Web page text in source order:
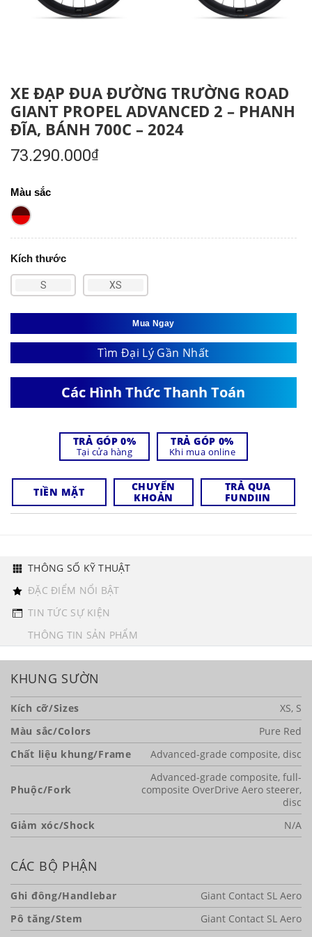
XE ĐẠP ĐUA ĐƯỜNG TRƯỜNG ROAD
GIANT PROPEL ADVANCED 2 – PHANH
ĐĨA, BÁNH 700C – 2024
73.290.000₫
Màu sắc
Kích thước
S XS
Mua Ngay
Tìm Đại Lý Gần Nhất
Các Hình Thức Thanh Toán
TRẢ GÓP 0%
Tại cửa hàng
TRẢ GÓP 0%
Khi mua online
TIỀN MẶT
CHUYỂN
KHOẢN
TRẢ QUA
FUNDIIN
THÔNG SỐ KỸ THUẬT
ĐẶC ĐIỂM NỔI BẬT
TIN TỨC SỰ KIỆN
THÔNG TIN SẢN PHẨM
KHUNG SƯỜN
Kích cỡ/Sizes
XS, S
Màu sắc/Colors
Pure Red
Chất liệu khung/Frame
Advanced-grade composite, disc
Phuộc/Fork
Advanced-grade composite, full-
composite OverDrive Aero steerer,
disc
Giảm xóc/Shock
N/A
CÁC BỘ PHẬN
Ghi đông/Handlebar
Giant Contact SL Aero
Pô tăng/Stem
Giant Contact SL Aero